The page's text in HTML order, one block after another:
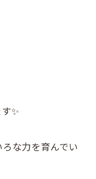
✨
な力を育んでい